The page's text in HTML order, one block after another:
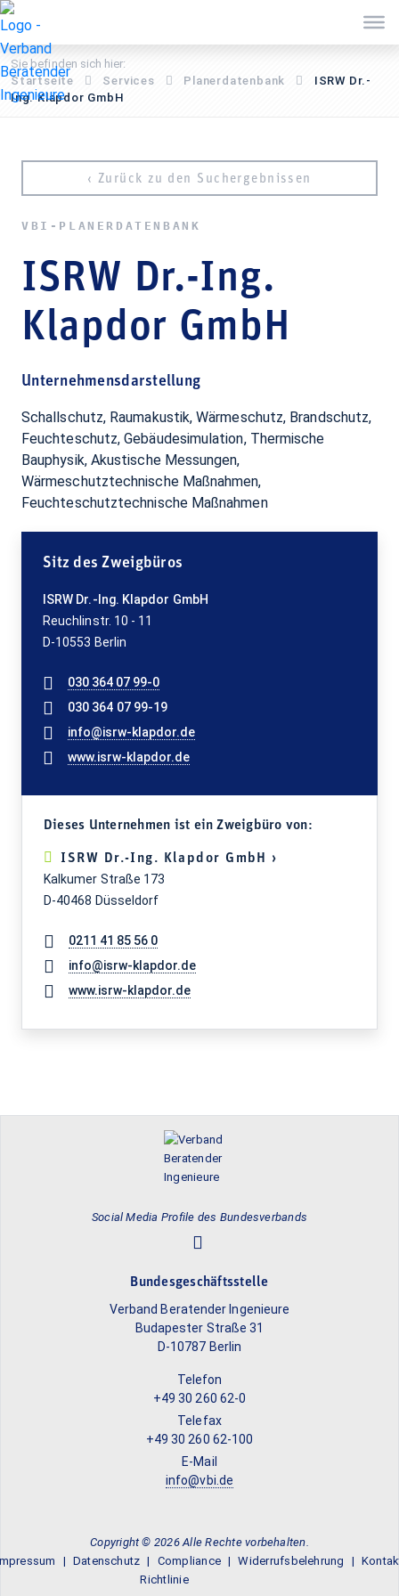
Sie befinden sich hier:
Startseite
Services Pla­ner­daten­bank
ISRW Dr.-
Ing. Klapdor GmbH
VBI-PLA­NER­DATEN­BANK
ISRW Dr.-Ing.
Klapdor GmbH
‹ Zurück zu den Suchergebnissen
Unternehmensdarstellung
Schallschutz, Raumakustik, Wärmeschutz, Brandschutz,
Feuchteschutz, Gebäudesimulation, Thermische
Bauphysik, Akustische Messungen,
Wärmeschutztechnische Maßnahmen,
Feuchteschutztechnische Maßnahmen
Sitz des Zweigbüros
ISRW Dr.-Ing. Klapdor GmbH
Reuchlinstr. 10 - 11
D-10553 Berlin
030 364 07 99-0
030 364 07 99-19
info@isrw-klapdor.de
www.isrw-klapdor.de
Dieses Unternehmen ist ein Zweigbüro von:
ISRW Dr.-Ing. Klapdor GmbH ›
Kalkumer Straße 173
D-40468 Düsseldorf
0211 41 85 56 0
info@isrw-klapdor.de
www.isrw-klapdor.de
Social Media Profile des Bundesverbands
Bundesgeschäftsstelle
Verband Beratender Ingenieure
Budapester Straße 31
D-10787 Berlin
Telefon
+49 30 260 62-0
Telefax
+49 30 260 62-100
E-Mail
info@vbi.de
Copyright © 2026 Alle Rechte vorbehalten.
Datenschutz
Compliance
Richtlinie
Widerrufsbelehrung